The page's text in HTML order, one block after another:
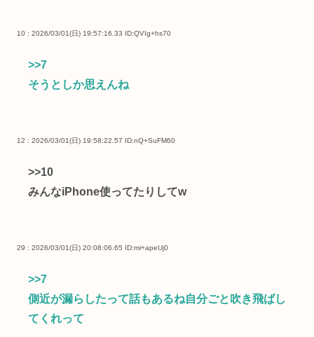
10 : 2026/03/01(日) 19:57:16.33 ID:QVIg+hs70
>>7
そうとしか思えんね
12 : 2026/03/01(日) 19:58:22.57 ID:nQ+SuFM60
>>10
みんなiPhone使ってたりしてw
29 : 2026/03/01(日) 20:08:06.65 ID:mi+apeUj0
>>7
側近が漏らしたって話もあるね自分ごと吹き飛ばし
てくれって